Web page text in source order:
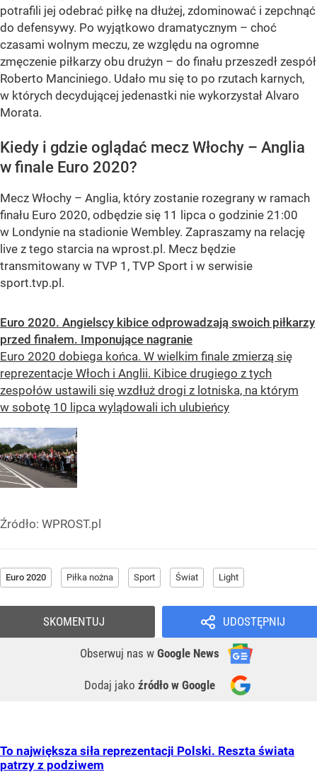
potrafili jej odebrać piłkę na dłużej, zdominować i zepchnąć
do defensywy. Po wyjątkowo dramatycznym – choć
czasami wolnym meczu, ze względu na ogromne
zmęczenie piłkarzy obu drużyn – do finału przeszedł zespół
Roberto Manciniego. Udało mu się to po rzutach karnych,
w których decydującej jedenastki nie wykorzystał Alvaro
Morata.
Kiedy i gdzie oglądać mecz Włochy – Anglia
w finale Euro 2020?
Mecz Włochy – Anglia, który zostanie rozegrany w ramach
finału Euro 2020, odbędzie się 11 lipca o godzinie 21:00
w Londynie na stadionie Wembley. Zapraszamy na relację
live z tego starcia na wprost.pl. Mecz będzie
transmitowany w TVP 1, TVP Sport i w serwisie
sport.tvp.pl.
Euro 2020. Angielscy kibice odprowadzają swoich piłkarzy
przed finałem. Imponujące nagranie
Euro 2020 dobiega końca. W wielkim finale zmierzą się
reprezentacje Włoch i Anglii. Kibice drugiego z tych
zespołów ustawili się wzdłuż drogi z lotniska, na którym
w sobotę 10 lipca wylądowali ich ulubieńcy
Źródło: WPROST.pl
Euro 2020 Piłka nożna Sport Świat Light
UDOSTĘPNIJ
Obserwuj nas w Google News
Dodaj jako źródło w Google
SKOMENTUJ
To największa siła reprezentacji Polski. Reszta świata
patrzy z podziwem